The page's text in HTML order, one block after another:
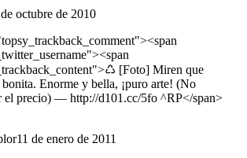
octubre de 2010
[Foto] Miren que
Enorme y bella, ¡puro arte! (No
el precio) — http://d101.cc/5fo ^RP</span>
11 de enero de 2011